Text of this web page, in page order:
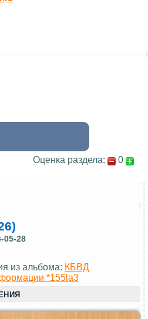
Оценка раздела: 0
05-28
из альбома: КБВД
*155la3